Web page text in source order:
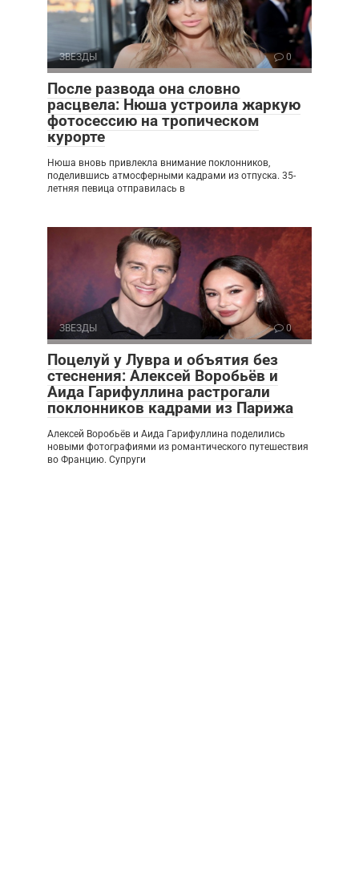
ЗВЕЗДЫ 0
После развода она словно
расцвела: Нюша устроила жаркую
фотосессию на тропическом
курорте
Нюша вновь привлекла внимание поклонников,
поделившись атмосферными кадрами из отпуска. 35-
летняя певица отправилась в
ЗВЕЗДЫ 0
Поцелуй у Лувра и объятия без
стеснения: Алексей Воробьёв и
Аида Гарифуллина растрогали
поклонников кадрами из Парижа
Алексей Воробьёв и Аида Гарифуллина поделились
новыми фотографиями из романтического путешествия
во Францию. Супруги